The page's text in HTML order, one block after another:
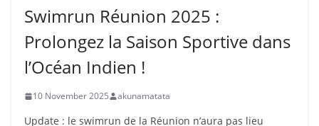
Swimrun Réunion 2025 :
Prolongez la Saison Sportive dans
l’Océan Indien !
10 November 2025 akunamatata
Update : le swimrun de la Réunion n’aura pas lieu